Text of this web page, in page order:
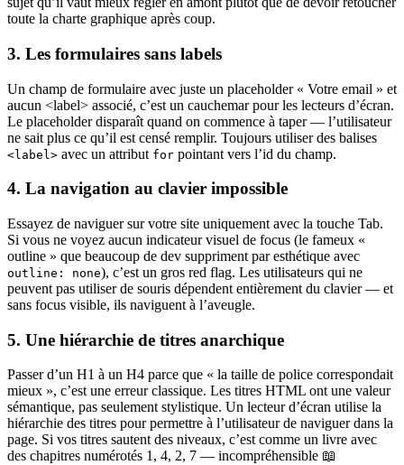
toute la charte graphique après coup.
3. Les formulaires sans labels
Un champ de formulaire avec juste un placeholder « Votre email » et
aucun <label> associé, c’est un cauchemar pour les lecteurs d’écran.
Le placeholder disparaît quand on commence à taper — l’utilisateur
ne sait plus ce qu’il est censé remplir. Toujours utiliser des balises
<label> avec un attribut for pointant vers l’id du champ.
4. La navigation au clavier impossible
Essayez de naviguer sur votre site uniquement avec la touche Tab.
Si vous ne voyez aucun indicateur visuel de focus (le fameux «
outline » que beaucoup de dev suppriment par esthétique avec
outline: none), c’est un gros red flag. Les utilisateurs qui ne
peuvent pas utiliser de souris dépendent entièrement du clavier — et
sans focus visible, ils naviguent à l’aveugle.
5. Une hiérarchie de titres anarchique
Passer d’un H1 à un H4 parce que « la taille de police correspondait
mieux », c’est une erreur classique. Les titres HTML ont une valeur
sémantique, pas seulement stylistique. Un lecteur d’écran utilise la
hiérarchie des titres pour permettre à l’utilisateur de naviguer dans la
page. Si vos titres sautent des niveaux, c’est comme un livre avec
des chapitres numérotés 1, 4, 2, 7 — incompréhensible 📖